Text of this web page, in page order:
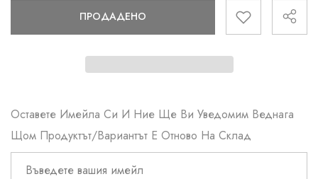
ПРОДАДЕНО
Оставете Имейла Си И Ние Ще Ви Уведомим Веднага
Щом Продуктът/вариантът Е Отново На Склад